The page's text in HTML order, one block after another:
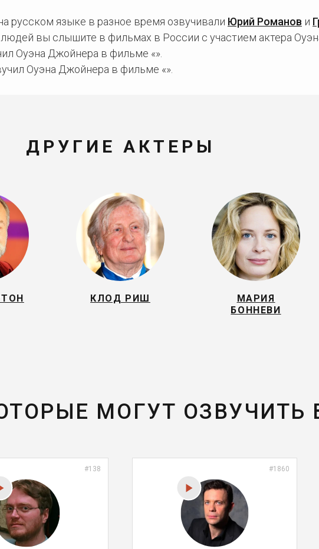
русском языке в разное время озвучивали Юрий Романов и
людей вы слышите в фильмах в России с участием актера
Оуэна Джойнера в фильме «».
Оуэна Джойнера в фильме «».
ДРУГИЕ АКТЕРЫ
КЛОД РИШ
МАРИЯ
БОННЕВИ
МОГУТ ОЗВУЧИТЬ
#138 #1860